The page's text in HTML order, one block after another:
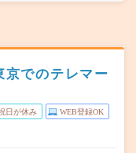
でのテレマー
日が休み WEB登録OK